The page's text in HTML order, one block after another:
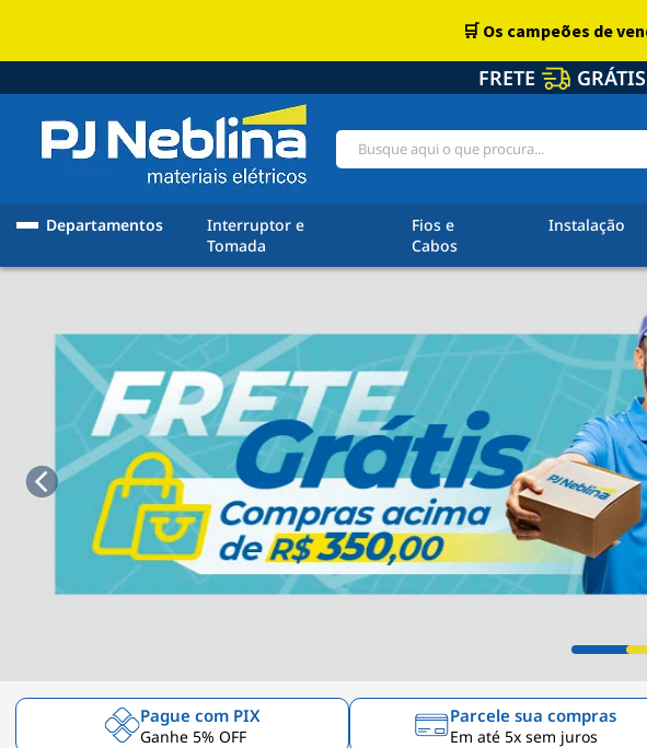
FRETE GRÁTIS
Departamentos
Interruptor e
Tomada
Fios e
Cabos
Instalação
Pague com PIX
Ganhe 5% OFF
Parcele sua compras
Em até 5x sem juros